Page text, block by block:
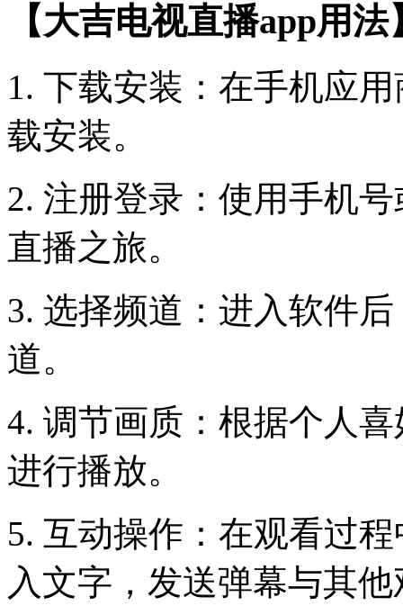
【大吉电视直播app用法
1. 下载安装：在手机应
载安装。
2. 注册登录：使用手机
直播之旅。
3. 选择频道：进入软件
道。
4. 调节画质：根据个人
进行播放。
5. 互动操作：在观看过
入文字，发送弹幕与其